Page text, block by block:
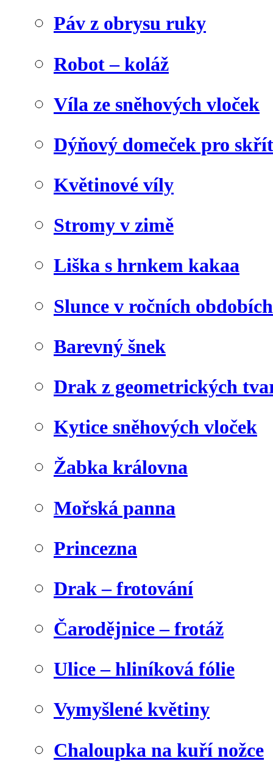
Páv z obrysu ruky
Robot – koláž
Víla ze sněhových vloček
Dýňový domeček pro
Květinové víly
Stromy v zimě
Liška s hrnkem kakaa
Slunce v ročních obdobích
Barevný šnek
Drak z geometrických
Kytice sněhových vloček
Žabka královna
Mořská panna
Princezna
Drak – frotování
Čarodějnice – frotáž
Ulice – hliníková fólie
Vymyšlené květiny
Chaloupka na kuří nožce